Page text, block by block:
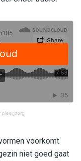
pleegzorg
voorkomt.
niet goed gaat